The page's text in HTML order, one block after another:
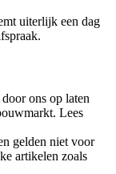
uiterlijk een dag
ons op laten
Lees
gelden niet voor
artikelen zoals